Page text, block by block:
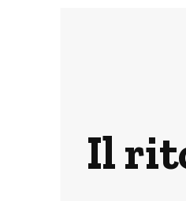
Il